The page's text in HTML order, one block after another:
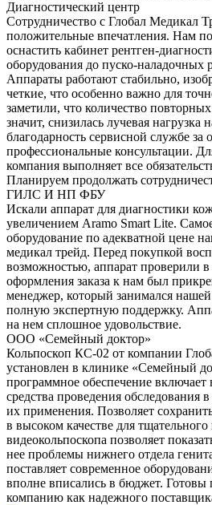
Диагностический центр
Сотрудничество с Глобал Медикал
положительные впечатления. Нам
оснастить кабинет рентген-
оборудования до пуско-наладочных
Аппараты работают стабильно,
четкие, что особенно важно для
заметили, что количество
значит, снизилась лучевая нагрузка
благодарность сервисной службе за
профессиональные консультации.
компания выполняет все
Планируем продолжать
ГИЛС И НП ФБУ
Искали аппарат для диагностики
увеличением Aramo Smart Lite.
оборудование по адекватной цене
медикал трейд. Перед покупкой
возможностью, аппарат проверили в
оформления заказа к нам был
менеджер, который занимался
полную экспертную поддержку.
на нем сплошное удовольствие.
ООО «Семейный доктор»
Кольпоскоп КС-02 от компании
установлен в клинике «Семейный
программное обеспечение включает
средства проведения обследования
их применения. Позволяет
в высоком качестве для
видеокольпоскопа позволяет
нее проблемы нижнего отдела
поставляет современное
вполне вписались в бюджет. Готовы
компанию как надежного